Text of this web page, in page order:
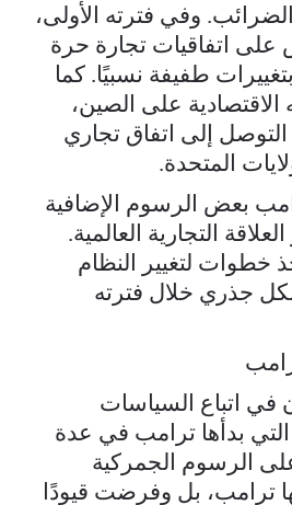
وفي فترته الأولى،
على اتفاقيات تجارة حرة
طفيفة نسبيًا. كما
على الصين،
إلى اتفاق تجاري
المتحدة.
بعض الرسوم الإضافية
التجارية العالمية.
خطوات لتغيير النظام
جذري خلال فترته
في اتباع السياسات
التي بدأها ترامب في عدة
الرسوم الجمركية
ترامب، بل وفرضت قيودًا